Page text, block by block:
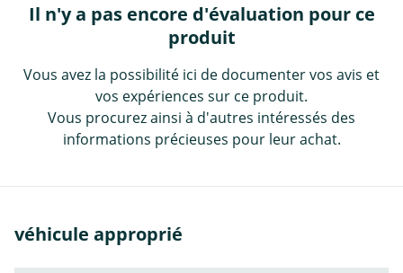
Il n'y a pas encore d'évaluation pour ce
produit
Vous avez la possibilité ici de documenter vos avis et
vos expériences sur ce produit.
Vous procurez ainsi à d'autres intéressés des
informations précieuses pour leur achat.
véhicule approprié